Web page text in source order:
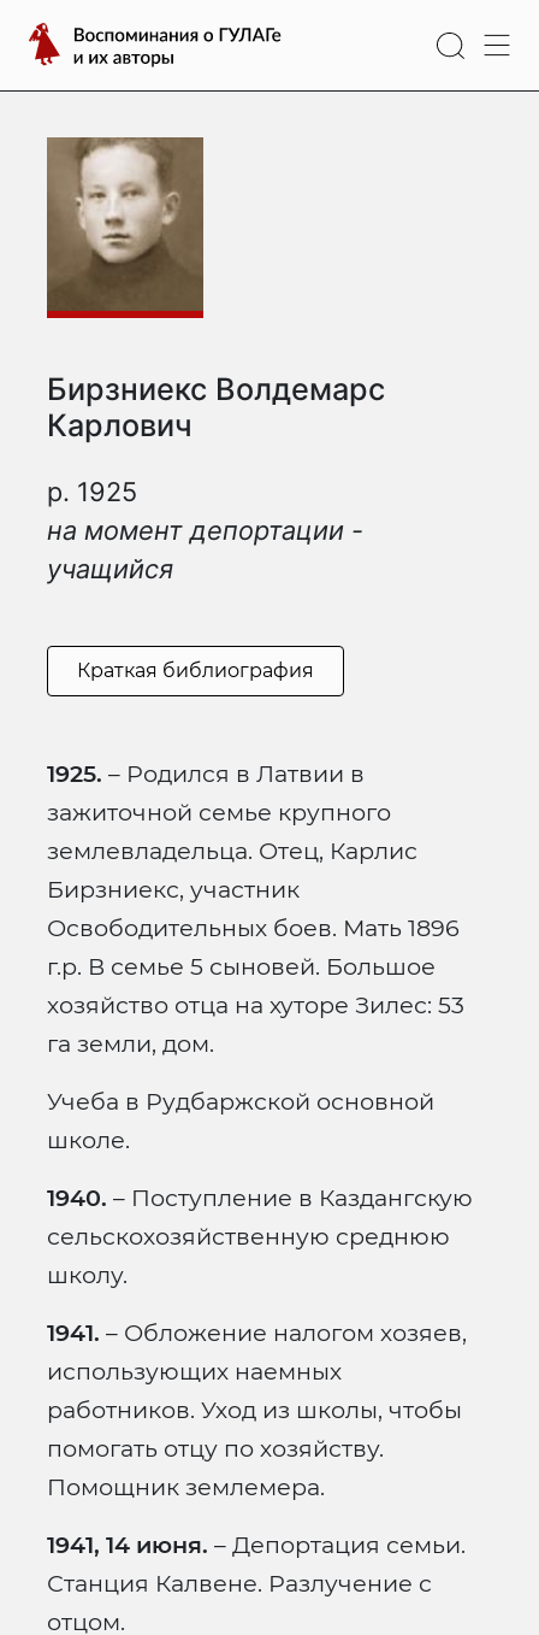
содержимому
Воспоминания
о
ГУЛАГе
авторы
Бирзниекс Волдемарс
Карлович
р. 1925
на момент депортации -
учащийся
Краткая библиография
1925. – Родился в Латвии в
зажиточной семье крупного
землевладельца. Отец, Карлис
Бирзниекс, участник
Освободительных боев. Мать 1896
г.р. В семье 5 сыновей. Большое
хозяйство отца на хуторе Зилес: 53
га земли, дом.
Учеба в Рудбаржской основной
школе.
1940. – Поступление в Каздангскую
сельскохозяйственную среднюю
школу.
1941. – Обложение налогом хозяев,
использующих наемных
работников. Уход из школы, чтобы
помогать отцу по хозяйству.
Помощник землемера.
1941, 14 июня. – Депортация семьи.
Станция Калвене. Разлучение с
отцом.